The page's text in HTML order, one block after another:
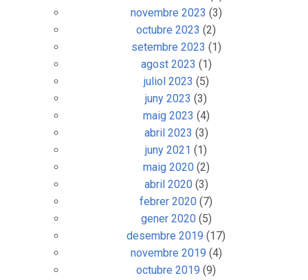
novembre 2023 (3)
octubre 2023 (2)
setembre 2023 (1)
agost 2023 (1)
juliol 2023 (5)
juny 2023 (3)
maig 2023 (4)
abril 2023 (3)
juny 2021 (1)
maig 2020(2)
abril 2020(3)
febrer 2020 (7)
gener 2020(5)
desembre 2019 (17)
novembre 2019 (4)
octubre 2019 (9)